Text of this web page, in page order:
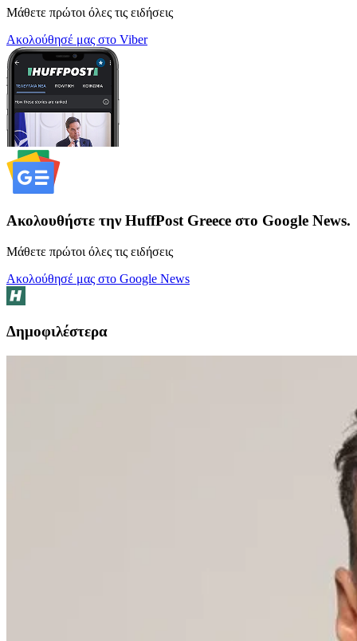
Μάθετε πρώτοι όλες τις ειδήσεις
Ακολούθησέ μας στο Viber
Ακολουθήστε την HuffPost Greece στο Google News.
Μάθετε πρώτοι όλες τις ειδήσεις
Ακολούθησέ μας στο Google News
Δημοφιλέστερα